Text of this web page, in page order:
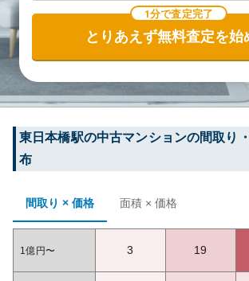
1分で査定完了
とりあえず無料査定を始
東日本橋駅の中古マンションの間取り
布
間取り × 価格 面積 × 価格
1億円〜 3 19